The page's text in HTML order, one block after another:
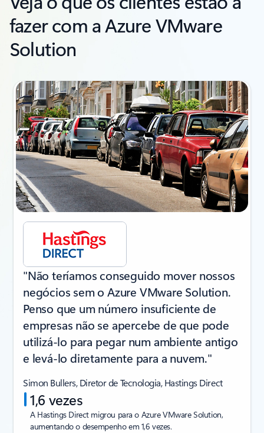
fazer com a Azure VMware
Solution
Indicador {0} {1} do diapositivo
"Não teríamos conseguido mover nossos
negócios sem o Azure VMware Solution.
Penso que um número insuficiente de
empresas não se apercebe de que pode
utilizá-lo para pegar num ambiente antigo
e levá-lo diretamente para a nuvem."
Simon Bullers, Diretor de Tecnologia, Hastings Direct
1,6 vezes
A Hastings Direct migrou para o Azure VMware Solution,
aumentando o desempenho em 1,6 vezes.